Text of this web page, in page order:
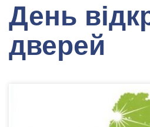
День
дверей